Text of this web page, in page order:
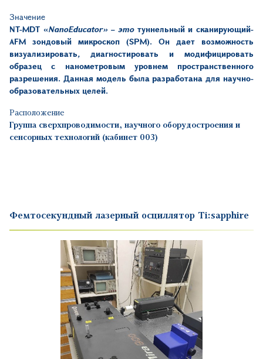
Значение
NT-MDT «NanoEducator» – это туннельный и сканирующий-
AFM зондовый микроскоп (SPM). Он дает возможность
визуализировать, диагностировать и модифицировать
образец с нанометровым уровнем пространственного
разрешения. Данная модель была разработана для научно-
образовательных целей.
Расположение
Группа сверхпроводимости, научного оборудостроения и
сенсорных технологий (кабинет 003)
Фемтосекундный лазерный осциллятор Ti:sapphire